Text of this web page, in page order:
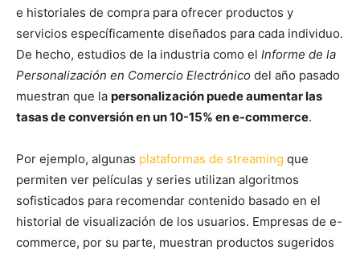
e historiales de compra para ofrecer productos y
servicios específicamente diseñados para cada individuo.
De hecho, estudios de la industria como el Informe de la
Personalización en Comercio Electrónico del año pasado
muestran que la personalización puede aumentar las
tasas de conversión en un 10-15% en e-commerce.
Por ejemplo, algunas plataformas de streaming que
permiten ver películas y series utilizan algoritmos
sofisticados para recomendar contenido basado en el
historial de visualización de los usuarios. Empresas de e-
commerce, por su parte, muestran productos sugeridos